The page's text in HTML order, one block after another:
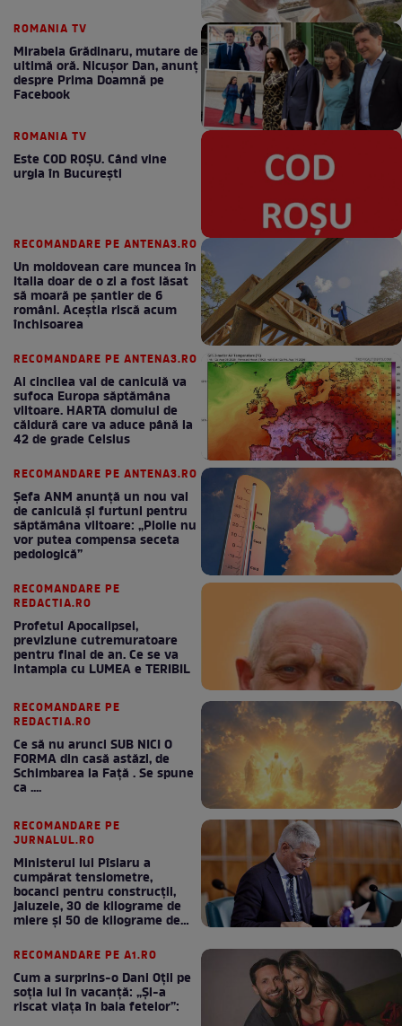
ROMANIA TV
Mirabela Grădinaru, mutare de
ultimă oră. Nicuşor Dan, anunţ
despre Prima Doamnă pe
Facebook
ROMANIA TV
Este COD ROŞU. Când vine
urgia în Bucureşti
RECOMANDARE PE ANTENA3.RO
Un moldovean care muncea în
Italia doar de o zi a fost lăsat
să moară pe şantier de 6
români. Aceștia riscă acum
închisoarea
RECOMANDARE PE ANTENA3.RO
Al cincilea val de caniculă va
sufoca Europa săptămâna
viitoare. HARTA domului de
căldură care va aduce până la
42 de grade Celsius
RECOMANDARE PE ANTENA3.RO
Șefa ANM anunță un nou val
de caniculă și furtuni pentru
săptămâna viitoare: „Ploile nu
vor putea compensa seceta
pedologică”
RECOMANDARE PE
REDACTIA.RO
Profetul Apocalipsei,
previziune cutremuratoare
pentru final de an. Ce se va
intampla cu LUMEA e TERIBIL
RECOMANDARE PE
REDACTIA.RO
Ce să nu arunci SUB NICI O
FORMA din casă astăzi, de
Schimbarea la Față . Se spune
ca ....
RECOMANDARE PE
JURNALUL.RO
Ministerul lui Pîslaru a
cumpărat tensiometre,
bocanci pentru construcții,
jaluzele, 30 de kilograme de
miere și 50 de kilograme de
RECOMANDARE PE A1.RO
Cum a surprins-o Dani Oțil pe
soția lui în vacanță: „Și-a
riscat viața în baia fetelor”: